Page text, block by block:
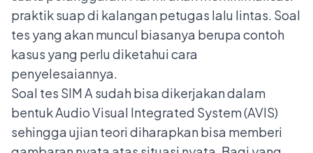
praktik suap di kalangan petugas lalu lintas. Soal
tes yang akan muncul biasanya berupa contoh
kasus yang perlu diketahui cara
penyelesaiannya.
Soal tes SIM A sudah bisa dikerjakan dalam
bentuk Audio Visual Integrated System (AVIS)
sehingga ujian teori diharapkan bisa memberi